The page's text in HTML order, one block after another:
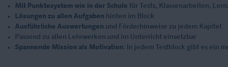
Mit Punktesystem wie in der Schule für Tests, Klassenarbeiten,
Lösungen zu allen Aufgaben hinten im Block
Ausführliche Auswertungen und Förderhinweise zu jedem Kapitel
Passend zu allen Lehrwerken und im Unterricht einsetzbar
Spannende Mission als Motivation: In jedem Testblock gibt es ein